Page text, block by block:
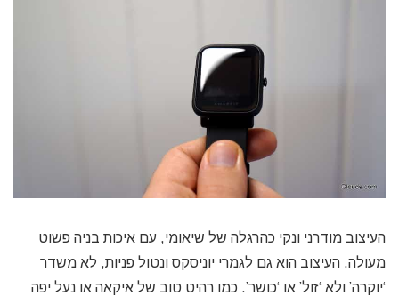
העיצוב מודרני ונקי כהרגלה של שיאומי, עם איכות בניה פשוט
מעולה. העיצוב הוא גם לגמרי יוניסקס ונטול פניות, לא משדר
‘יוקרה’ ולא ‘זול’ או ‘כושר’. כמו רהיט טוב של איקאה או נעל יפה